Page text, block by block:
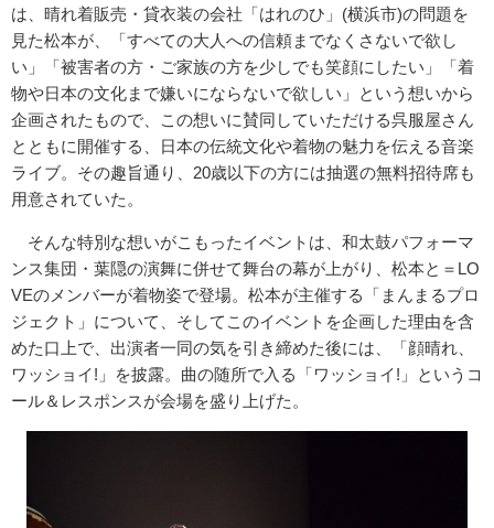
は、晴れ着販売・貸衣装の会社「はれのひ」(横浜市)の問題を
見た松本が、「すべての大人への信頼までなくさないで欲し
い」「被害者の方・ご家族の方を少しでも笑顔にしたい」「着
物や日本の文化まで嫌いにならないで欲しい」という想いから
企画されたもので、この想いに賛同していただける呉服屋さん
とともに開催する、日本の伝統文化や着物の魅力を伝える音楽
ライブ。その趣旨通り、20歳以下の方には抽選の無料招待席も
用意されていた。
そんな特別な想いがこもったイベントは、和太鼓パフォーマ
ンス集団・葉隠の演舞に併せて舞台の幕が上がり、松本と＝LO
VEのメンバーが着物姿で登場。松本が主催する「まんまるプロ
ジェクト」について、そしてこのイベントを企画した理由を含
めた口上で、出演者一同の気を引き締めた後には、「顔晴れ、
ワッショイ!」を披露。曲の随所で入る「ワッショイ!」というコ
ール＆レスポンスが会場を盛り上げた。